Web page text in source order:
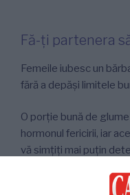
Fă-ți partenera
Femeile iubesc un
fără a depăși limitele
O porție bună de
hormonul fericirii, iar
vă simțiți mai puțin